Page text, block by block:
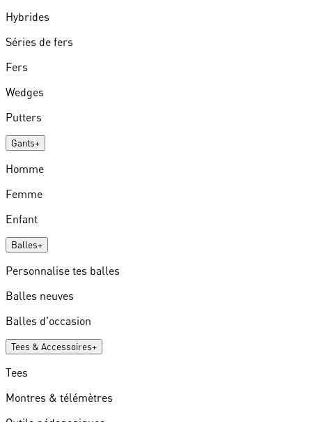
Hybrides
Séries de fers
Fers
Wedges
Putters
Gants+
Homme
Femme
Enfant
Balles+
Personnalise tes balles
Balles neuves
Balles d'occasion
Tees & Accessoires+
Tees
Montres & télémètres